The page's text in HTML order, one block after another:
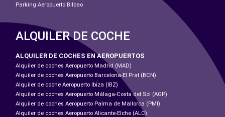
Parking Aeropuerto Bilbao
ALQUILER DE COCHE
ALQUILER DE COCHES EN AEROPUERTOS
Alquiler de coches Aeropuerto Madrid (MAD)
Alquiler de coches Aeropuerto Barcelona-El Prat (BCN)
Alquiler de coche Aeropuerto Ibiza (IBZ)
Alquiler de coches Aeropuerto Málaga-Costa del Sol (AGP)
Alquiler de coches Aeropuerto Palma de Mallorca (PMI)
Alquiler de coches Aeropuerto Alicante-Elche (ALC)